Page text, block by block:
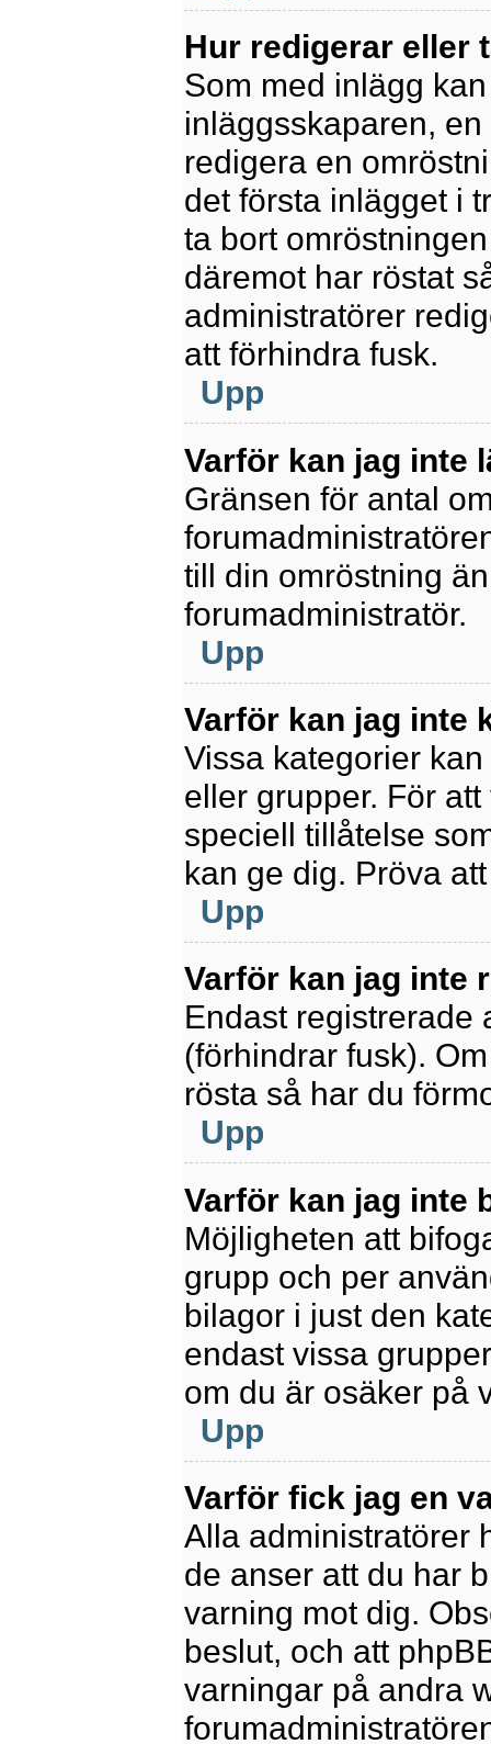
Hur redigerar eller
Som med inlägg
inläggsskaparen,
redigera en
det första inlägget i
ta bort
däremot har röstat
administratörer
att förhindra fusk.
Upp
Varför kan jag inte
Gränsen för antal
till din omröstning
forumadministratör.
Upp
Varför kan jag inte
Vissa kategorier
eller grupper. För
speciell tillåtelse
kan ge dig. Pröva
Upp
Varför kan jag inte
Endast registrerade
(förhindrar fusk).
rösta så har du
Upp
Varför kan jag inte
Möjligheten att
grupp och per
bilagor i just den
endast vissa
om du är osäker på
Upp
Varför fick jag en
Alla administratörer
de anser att du har
varning mot dig.
beslut, och att
varningar på andra